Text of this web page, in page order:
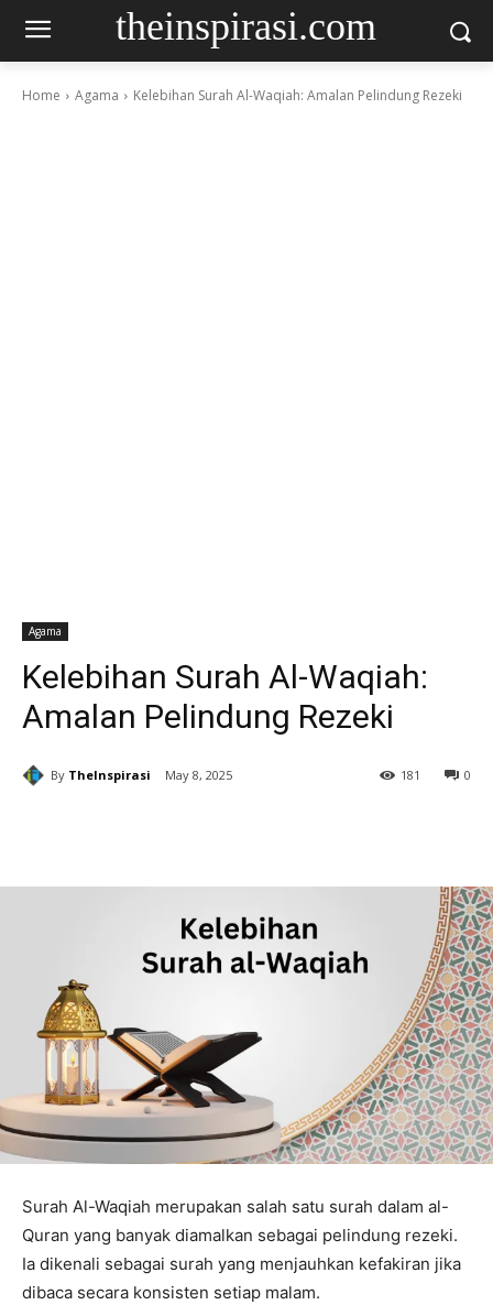
theinspirasi.com
Home Agama Kelebihan Surah Al-Waqiah: Amalan Pelindung Rezeki
Agama
Kelebihan Surah Al-Waqiah:
Amalan Pelindung Rezeki
By TheInspirasi May 8, 2025 0
181
Surah Al-Waqiah merupakan salah satu surah dalam al-
Quran yang banyak diamalkan sebagai pelindung rezeki.
Ia dikenali sebagai surah yang menjauhkan kefakiran jika
dibaca secara konsisten setiap malam.